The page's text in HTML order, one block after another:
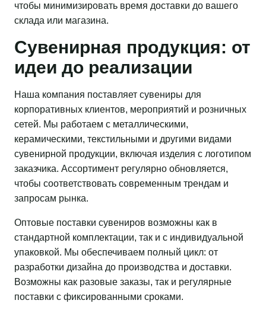
чтобы минимизировать время доставки до вашего
склада или магазина.
Сувенирная продукция: от
идеи до реализации
Наша компания поставляет сувениры для
корпоративных клиентов, мероприятий и розничных
сетей. Мы работаем с металлическими,
керамическими, текстильными и другими видами
сувенирной продукции, включая изделия с логотипом
заказчика. Ассортимент регулярно обновляется,
чтобы соответствовать современным трендам и
запросам рынка.
Оптовые поставки сувениров возможны как в
стандартной комплектации, так и с индивидуальной
упаковкой. Мы обеспечиваем полный цикл: от
разработки дизайна до производства и доставки.
Возможны как разовые заказы, так и регулярные
поставки с фиксированными сроками.